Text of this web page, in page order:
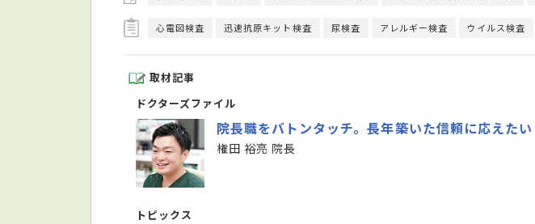
心電図検査 迅速抗原キット検査 尿検査 アレルギー検査 ウイルス検査
取材記事
ドクターズファイル
院長職をバトンタッチ。長年築いた信頼に応えたい
権田 裕亮 院長
トピックス